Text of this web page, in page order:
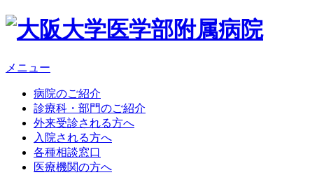
メニュー
病院のご紹介
診療科・部門のご紹介
外来受診される方へ
入院される方へ
各種相談窓口
医療機関の方へ